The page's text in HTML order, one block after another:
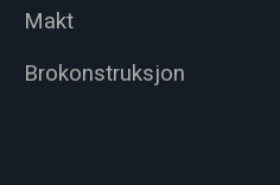
Makt
Brokonstruksjon